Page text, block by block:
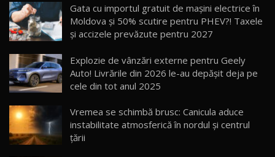
15 14:37
16
AutoBlogMD
13:10
17
Gata cu importul gratuit de mașini electrice în
Moldova și 50% scutire pentru PHEV?! Taxele
și accizele prevăzute pentru 2027
Explozie de vânzări externe pentru Geely
Auto! Livrările din 2026 le-au depășit deja pe
cele din tot anul 2025
Vremea se schimbă brusc: Canicula aduce
instabilitate atmosferică în nordul și centrul
țării